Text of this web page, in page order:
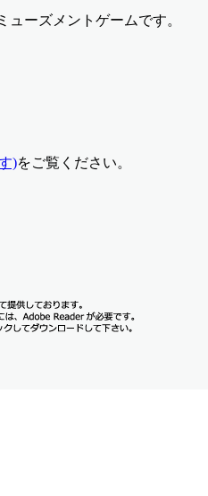
ーズメントゲームです。
)をご覧ください。